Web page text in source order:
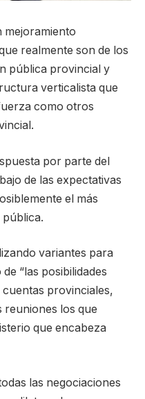
mejoramiento
realmente son de los
pública provincial y
verticalista que
como otros
por parte del
de las expectativas
el más
pública.
variantes para
“las posibilidades
provinciales,
reuniones los que
que encabeza
las negociaciones